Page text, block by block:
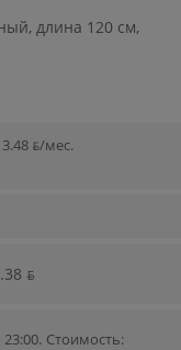
длина 120 см,
ƃ/мec.
ƃ
23:00. Стоимость: